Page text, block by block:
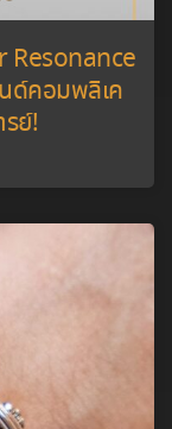
ด์คอมพลิเค
ย์!